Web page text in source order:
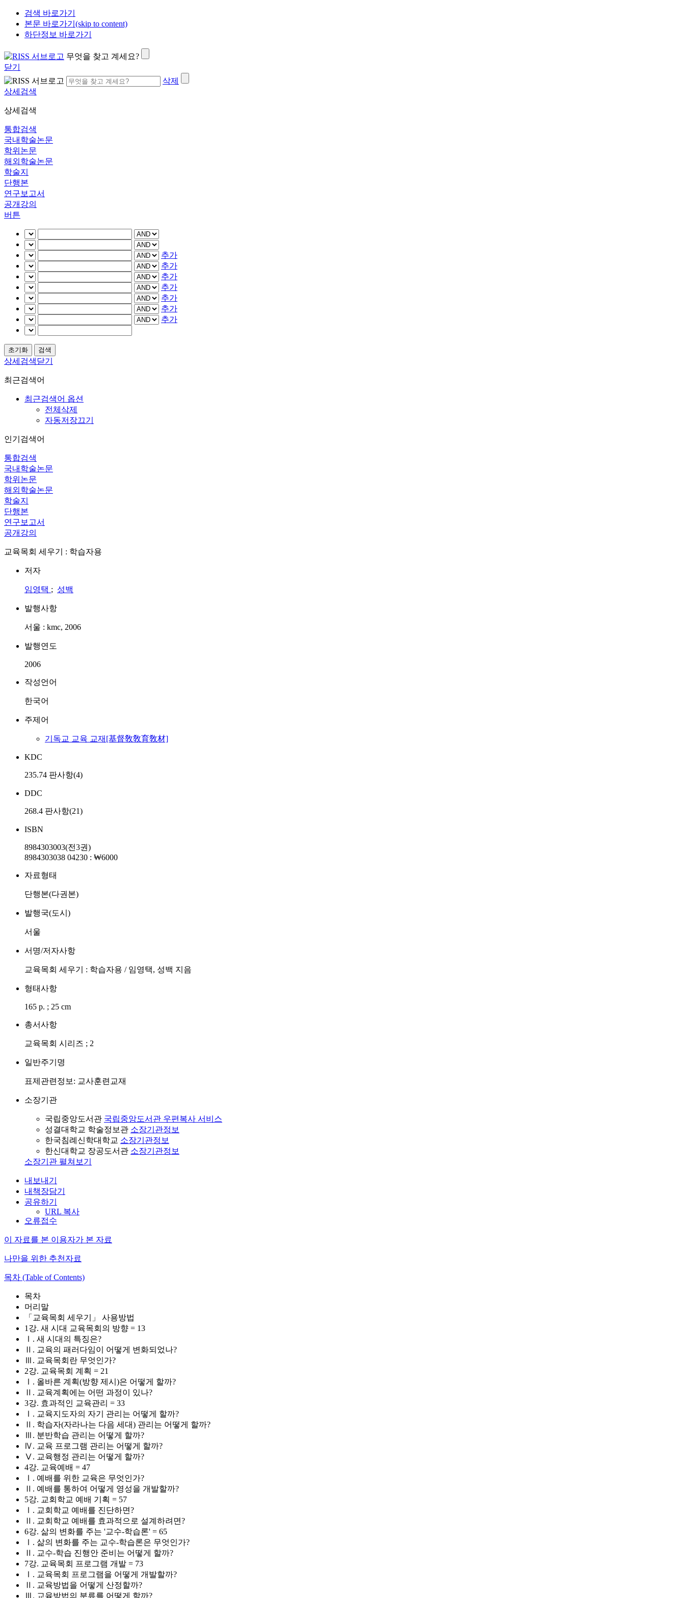
검색 바로가기
본문 바로가기(skip to content)
하단정보 바로가기
무엇을 찾고 계세요?
닫기
삭제
상세검색
상세검색
통합검색
국내학술논문
학위논문
해외학술논문
학술지
단행본
연구보고서
공개강의
버튼
추가
추가
추가
추가
추가
추가
추가
상세검색닫기
최근검색어
최근검색어 옵션
전체삭제
자동저장끄기
인기검색어
통합검색
국내학술논문
학위논문
해외학술논문
학술지
단행본
연구보고서
공개강의
교육목회 세우기 : 학습자용
저자
임영택 ; 성백
발행사항
서울 : kmc, 2006
발행연도
2006
작성언어
한국어
주제어
기독교 교육 교재[基督敎敎育敎材]
KDC
235.74 판사항(4)
DDC
268.4 판사항(21)
ISBN
8984303003(전3권)
8984303038 04230 : ₩6000
자료형태
단행본(다권본)
발행국(도시)
서울
서명/저자사항
교육목회 세우기 : 학습자용 / 임영택, 성백 지음
형태사항
165 p. ; 25 cm
총서사항
교육목회 시리즈 ; 2
일반주기명
표제관련정보: 교사훈련교재
소장기관
국립중앙도서관 국립중앙도서관 우편복사 서비스
성결대학교 학술정보관 소장기관정보
한국침례신학대학교 소장기관정보
한신대학교 장공도서관 소장기관정보
소장기관 펼쳐보기
내보내기
내책장담기
공유하기
URL 복사
오류접수
이 자료를 본 이용자가 본 자료
나만을 위한 추천자료
목차 (Table of Contents)
목차
머리말
「교육목회 세우기」 사용방법
1강. 새 시대 교육목회의 방향 = 13
Ⅰ. 새 시대의 특징은?
Ⅱ. 교육의 패러다임이 어떻게 변화되었나?
Ⅲ. 교육목회란 무엇인가?
2강. 교육목회 계획 = 21
Ⅰ. 올바른 계획(방향 제시)은 어떻게 할까?
Ⅱ. 교육계획에는 어떤 과정이 있나?
3강. 효과적인 교육관리 = 33
Ⅰ. 교육지도자의 자기 관리는 어떻게 할까?
Ⅱ. 학습자(자라나는 다음 세대) 관리는 어떻게 할까?
Ⅲ. 분반학습 관리는 어떻게 할까?
Ⅳ. 교육 프로그램 관리는 어떻게 할까?
Ⅴ. 교육행정 관리는 어떻게 할까?
4강. 교육예배 = 47
Ⅰ. 예배를 위한 교육은 무엇인가?
Ⅱ. 예배를 통하여 어떻게 영성을 개발할까?
5강. 교회학교 예배 기획 = 57
Ⅰ. 교회학교 예배를 진단하면?
Ⅱ. 교회학교 예배를 효과적으로 설계하려면?
6강. 삶의 변화를 주는 '교수-학습론' = 65
Ⅰ. 삶의 변화를 주는 교수-학습론은 무엇인가?
Ⅱ. 교수-학습 진행안 준비는 어떻게 할까?
7강. 교육목회 프로그램 개발 = 73
Ⅰ. 교육목회 프로그램을 어떻게 개발할까?
Ⅱ. 교육방법을 어떻게 산정할까?
Ⅲ. 교육방법의 분류를 어떻게 할까?